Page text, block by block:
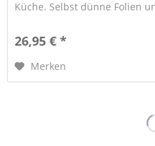
Küche. Selbst dünne Folien
26,95 € *
Merken